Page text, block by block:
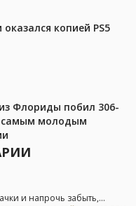
копией PS5
Флориды побил 306-
самым молодым
и напрочь забыть,...